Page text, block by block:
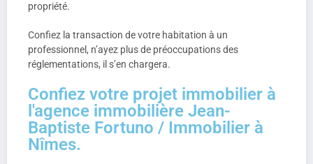
propriété.
Confiez la transaction de votre habitation à un
professionnel, n’ayez plus de préoccupations des
réglementations, il s’en chargera.
Confiez votre projet immobilier à
l'agence immobilière Jean-
Baptiste Fortuno / Immobilier à
Nîmes.